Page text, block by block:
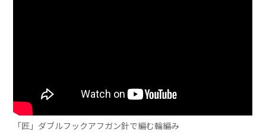
「匠」ダブルフックアフガン針で編む輪編み